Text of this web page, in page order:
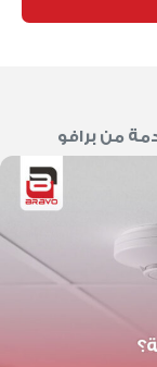
من برافو